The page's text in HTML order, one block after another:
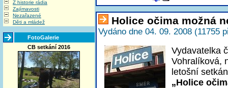
Z historie rádia
Zajímavosti
Nezařazené
Děti a mládež
FotoGalerie
CB setkání 2016
Holice očima možná
Vydáno dne 04. 09. 2008 (11755
Vydavatelka
Vohralíková,
letošní
„Holice